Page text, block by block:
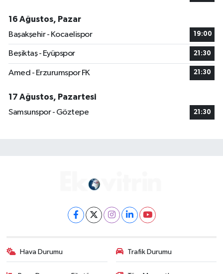
16 Ağustos, Pazar
Başakşehir - Kocaelispor
19:00
Beşiktaş - Eyüpspor 21:30
Amed - Erzurumspor FK 21:30
17 Ağustos, Pazartesi
Samsunspor - Göztepe
21:30
Hava Durumu Trafik Durumu